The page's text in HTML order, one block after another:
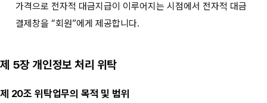
가격으로 전자적 대금지급이 이루어지는 시점에서 전자적 대금
결제창을 “회원”에게 제공합니다.
제 5장 개인정보 처리 위탁
제 20조 위탁업무의 목적 및 범위